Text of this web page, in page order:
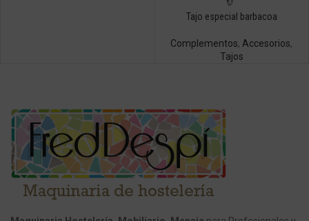
Tajo especial barbacoa
Complementos, Accesorios,
Tajos